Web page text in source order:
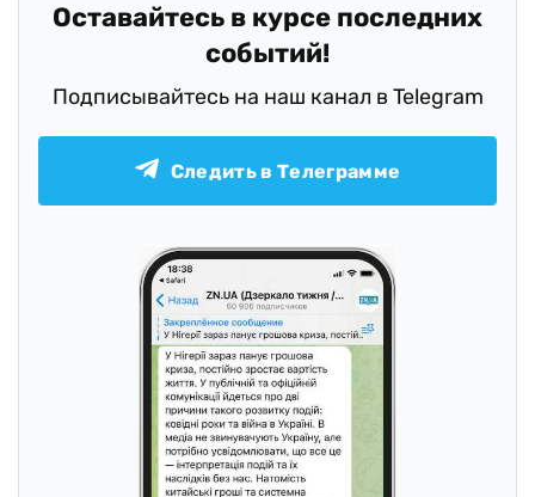
Оставайтесь в курсе последних
событий!
Подписывайтесь на наш канал в Telegram
Следить в Телеграмме